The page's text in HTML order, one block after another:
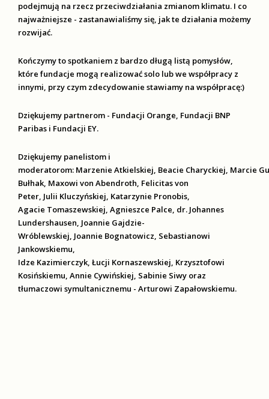
podejmują na rzecz przeciwdziałania zmianom klimatu. I co
najważniejsze - zastanawialiśmy się, jak te działania możemy
rozwijać.
Kończymy to spotkaniem z bardzo długą listą pomysłów,
które fundacje mogą realizować solo lub we współpracy z
innymi, przy czym zdecydowanie stawiamy na współpracę:)
Dziękujemy partnerom - Fundacji Orange, Fundacji BNP
Paribas i Fundacji EY.
Dziękujemy panelistom i
moderatorom: Marzenie Atkielskiej, Beacie Charyckiej, Marcie
Bułhak, Maxowi von Abendroth, Felicitas von
Peter, Julii Kluczyńskiej, Katarzynie Pronobis,
Agacie Tomaszewskiej, Agnieszce Palce, dr. Johannes
Lundershausen, Joannie Gajdzie-
Wróblewskiej, Joannie Bognatowicz, Sebastianowi
Jankowskiemu,
Idze Kazimierczyk, Łucji Kornaszewskiej, Krzysztofowi
Kosińskiemu, Annie Cywińskiej, Sabinie Siwy oraz
tłumaczowi symultanicznemu - Arturowi Zapałowskiemu.